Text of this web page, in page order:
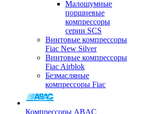
Малошумные
поршневые
компрессоры
серии SCS
Винтовые компрессоры
Fiac New Silver
Винтовые компрессоры
Fiac Airblok
Безмасляные
компрессоры Fiac
Компрессоры ABAC